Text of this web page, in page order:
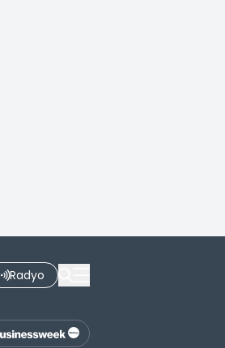
Radyo